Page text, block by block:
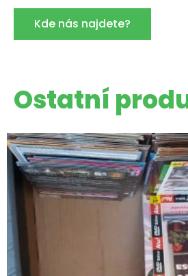
Kde nás najdete?
Ostatní